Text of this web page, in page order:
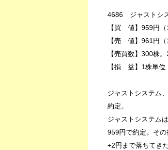
4686 ジャストシ
【買 値】959円（
【売 値】961円（
【売買数】300株。
【損 益】1株単位
ジャストシステム
約定。
ジャストシステム
959円で約定。そ
+2円まで落ちてきた